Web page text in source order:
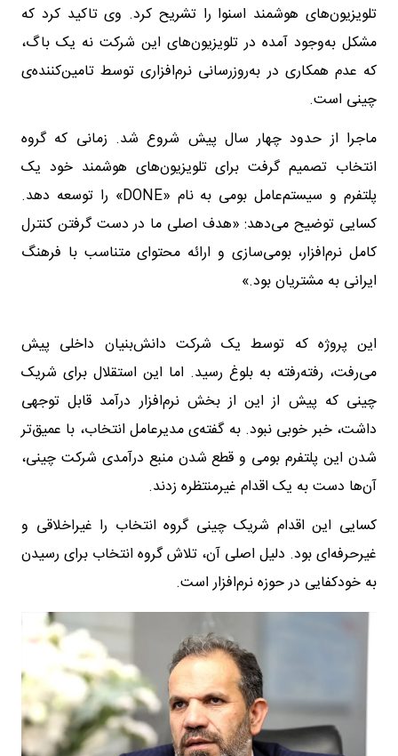
تلویزیون‌های هوشمند اسنوا را تشریح کرد. وی تاکید کرد که
مشکل به‌وجود آمده در تلویزیون‌های این شرکت نه یک باگ،
که عدم همکاری در به‌روزرسانی نرم‌افزاری توسط تامین‌کننده‌ی
چینی است.
ماجرا از حدود چهار سال پیش شروع شد. زمانی که گروه
انتخاب تصمیم گرفت برای تلویزیون‌های هوشمند خود یک
پلتفرم و سیستم‌عامل بومی به نام «DONE» را توسعه دهد.
کسایی توضیح می‌دهد: «هدف اصلی ما در دست گرفتن کنترل
کامل نرم‌افزار، بومی‌سازی و ارائه محتوای متناسب با فرهنگ
ایرانی به مشتریان بود.»
این پروژه که توسط یک شرکت دانش‌بنیان داخلی پیش
می‌رفت، رفته‌رفته به بلوغ رسید. اما این استقلال برای شریک
چینی که پیش از این از بخش نرم‌افزار درآمد قابل توجهی
داشت، خبر خوبی نبود. به گفته‌ی مدیرعامل انتخاب، با عمیق‌تر
شدن این پلتفرم بومی و قطع شدن منبع درآمدی شرکت چینی،
آن‌ها دست به یک اقدام غیرمنتظره زدند.
کسایی این اقدام شریک چینی گروه انتخاب را غیراخلاقی و
غیرحرفه‌ای بود. دلیل اصلی آن، تلاش گروه انتخاب برای رسیدن
به خودکفایی در حوزه نرم‌افزار است.